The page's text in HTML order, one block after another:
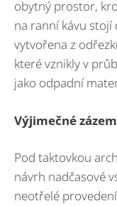
obytný prostor,
na ranní kávu stojí
vytvořena z
které vznikly v
jako odpadní
Výjimečné
Pod taktovkou
návrh nadčasové
neotřelé